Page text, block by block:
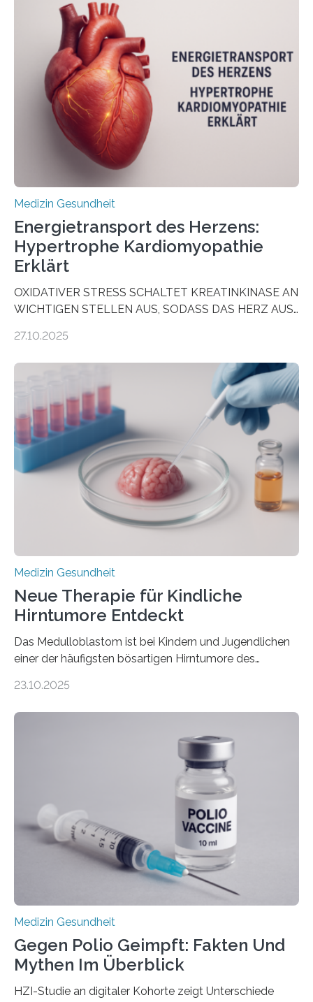
Oncology, zeigen die Forschenden, dass Mini-Tumore
aus Gewebe von Patientinnen und Patienten –
sogenannte Organoide – genutzt werden können, um
vorab zu prüfen, welche Medikamente am besten
wirken. Dabei wurde ein Eiweiß identifiziert, das künftig
als Biomarker für die Wahl der passenden Therapie
dienen könnte. Darmkrebs zählt weltweit zu den
häufigsten Krebsarten und stellt…
Medizin Gesundheit
Energietransport des Herzens:
Hypertrophe Kardiomyopathie
Erklärt
OXIDATIVER STRESS SCHALTET KREATINKINASE AN
WICHTIGEN STELLEN AUS, SODASS DAS HERZ AUS
aus dem Deutschen Zentrum für Herzinsuffizienz
im Journal Circulation, warum der Energietransport bei
der Hypertrophen Kardiomyopathie (HCM) versagen
kann und wie sich durch eine Verringerung der
Herzbelastung und des oxidativen Stresses
Rhythmusstörungen reduzieren lassen. Würzburg. Die
hypertrophe Kardiomyopathie (HCM) ist die häufigste
erblich bedingte Herzerkrankung. Sie führt dazu, dass
sich die linke Herzkammer verdickt, der Herzmuskel zu
stark kontrahiert…
27.10.2025
Medizin Gesundheit
Neue Therapie für Kindliche
Hirntumore Entdeckt
Das Medulloblastom ist bei Kindern und Jugendlichen
einer der häufigsten bösartigen Hirntumore des
Betroffenen können mit heutigen Methoden geheilt
Dringend benötigt werden zielgerichtete Therapien, die
nur Tumorschwachstellen angreifen und normales
Gewebe verschonen. Forschende um Daniel Merk vom
Hertie-Institut für klinische Hirnforschung am
Universitätsklinikum Tübingen haben eine solche
Schwachstelle im Erbgut einer Untergruppe des
Medulloblastoms gefunden. Die Wilhelm Sander-
Stiftung unterstützte das Projekt…
23.10.2025
Medizin Gesundheit
Gegen Polio Geimpft: Fakten Und
Mythen Im Überblick
HZI-Studie an digitaler Kohorte zeigt Unterschiede